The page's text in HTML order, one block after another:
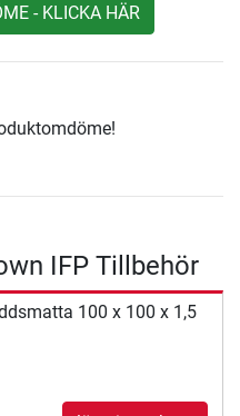
- KLICKA HÄR
IFP Tillbehör
100 x 100 x 1,5